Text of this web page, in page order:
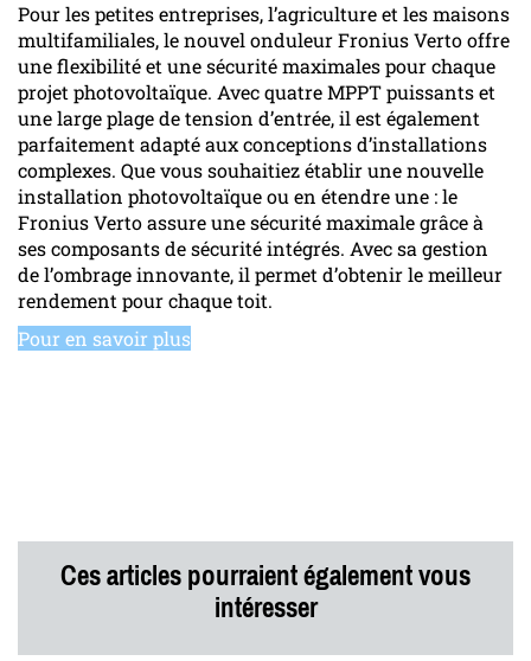
Pour les petites entreprises, l’agriculture et les maisons
multifamiliales, le nouvel onduleur Fronius Verto offre
une flexibilité et une sécurité maximales pour chaque
projet photovoltaïque. Avec quatre MPPT puissants et
une large plage de tension d’entrée, il est également
parfaitement adapté aux conceptions d’installations
complexes. Que vous souhaitiez établir une nouvelle
installation photovoltaïque ou en étendre une : le
Fronius Verto assure une sécurité maximale grâce à
ses composants de sécurité intégrés. Avec sa gestion
de l’ombrage innovante, il permet d’obtenir le meilleur
rendement pour chaque toit.
Pour en savoir plus
Ces articles pourraient également vous
intéresser